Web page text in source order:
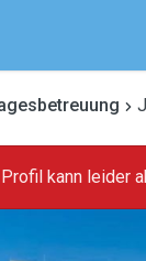
kann leider